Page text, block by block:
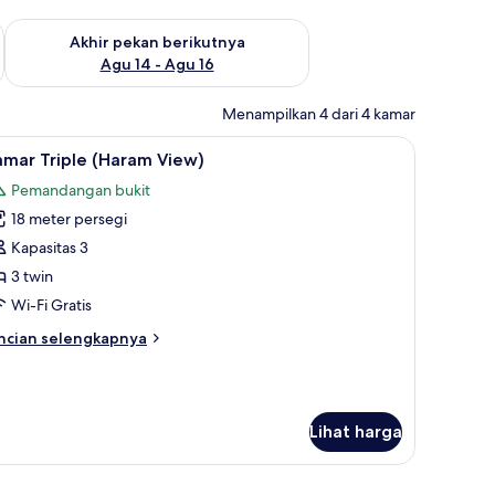
Agu 7 - Agu 9
Akhir pekan berikutnya
Agu 14 - Agu 16
Periksa ketersediaan untuk akhir pekan berikutnya Agu 14 -
Menampilkan 4 dari 4 kamar
kedap suara Minibar, brankas, tirai kedap cahaya, dan
2 Triple (Haram View)
Pemandangan bukit
18 meter persegi
Kapasitas 3
3 twin
Wi-Fi Gratis
selengkapnya
Lihat harga